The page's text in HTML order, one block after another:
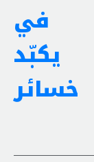
في
يكبّد